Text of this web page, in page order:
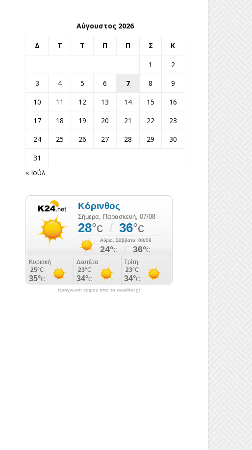
Αύγουστος 2026
Δ Τ Τ Π Π Σ Κ
1
2
3
4 5 6 7 8
9
10
11 12 13 14 15
16
17
18 19 20 21 22
23
24
25 26 27 28 29
30
31
« Ιούλ
πρόγνωση καιρού από το weather.gr